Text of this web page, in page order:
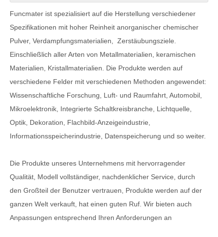
Funcmater ist spezialisiert auf die Herstellung verschiedener
Spezifikationen mit hoher Reinheit anorganischer chemischer
Pulver, Verdampfungsmaterialien,
Zerstäubungsziele.
Einschließlich aller Arten von Metallmaterialien, keramischen
Materialien, Kristallmaterialien. Die Produkte werden auf
verschiedene Felder mit verschiedenen Methoden angewendet:
Wissenschaftliche Forschung, Luft- und Raumfahrt, Automobil,
Mikroelektronik, Integrierte Schaltkreisbranche, Lichtquelle,
Optik, Dekoration, Flachbild-Anzeigeindustrie,
Informationsspeicherindustrie, Datenspeicherung und so weiter.
Die Produkte unseres Unternehmens mit hervorragender
Qualität, Modell vollständiger, nachdenklicher Service, durch
den Großteil der Benutzer vertrauen, Produkte werden auf der
ganzen Welt verkauft, hat einen guten Ruf. Wir bieten auch
Anpassungen entsprechend Ihren Anforderungen an